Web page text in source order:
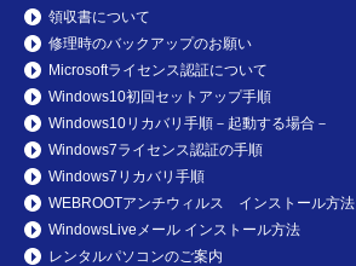
領収書について
修理時のバックアップのお願い
Microsoftライセンス認証について
Windows10初回セットアップ手順
Windows10リカバリ手順－起動する場合－
Windows7ライセンス認証の手順
Windows7リカバリ手順
WEBROOTアンチウィルス インストール方法
WindowsLiveメール インストール方法
レンタルパソコンのご案内